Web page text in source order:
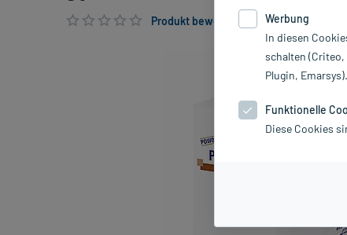
Produkt bewerten & PlusHerzen sichern
Werbung
In diesen
schalten (Criteo,
Plugin, Emarsys).
Funktionelle
Diese Cookies